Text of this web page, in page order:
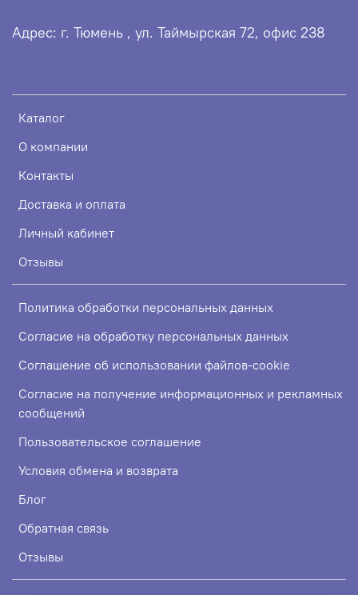
Каталог
О компании
Контакты
Доставка и оплата
Личный кабинет
Отзывы
Политика обработки персональных данных
Согласие на обработку персональных данных
Соглашение об использовании файлов-cookie
Согласие на получение информационных и рекламных
сообщений
Пользовательское соглашение
Условия обмена и возврата
Блог
Обратная связь
Отзывы
Адрес: г. Тюмень , ул. Таймырская 72, офис 238